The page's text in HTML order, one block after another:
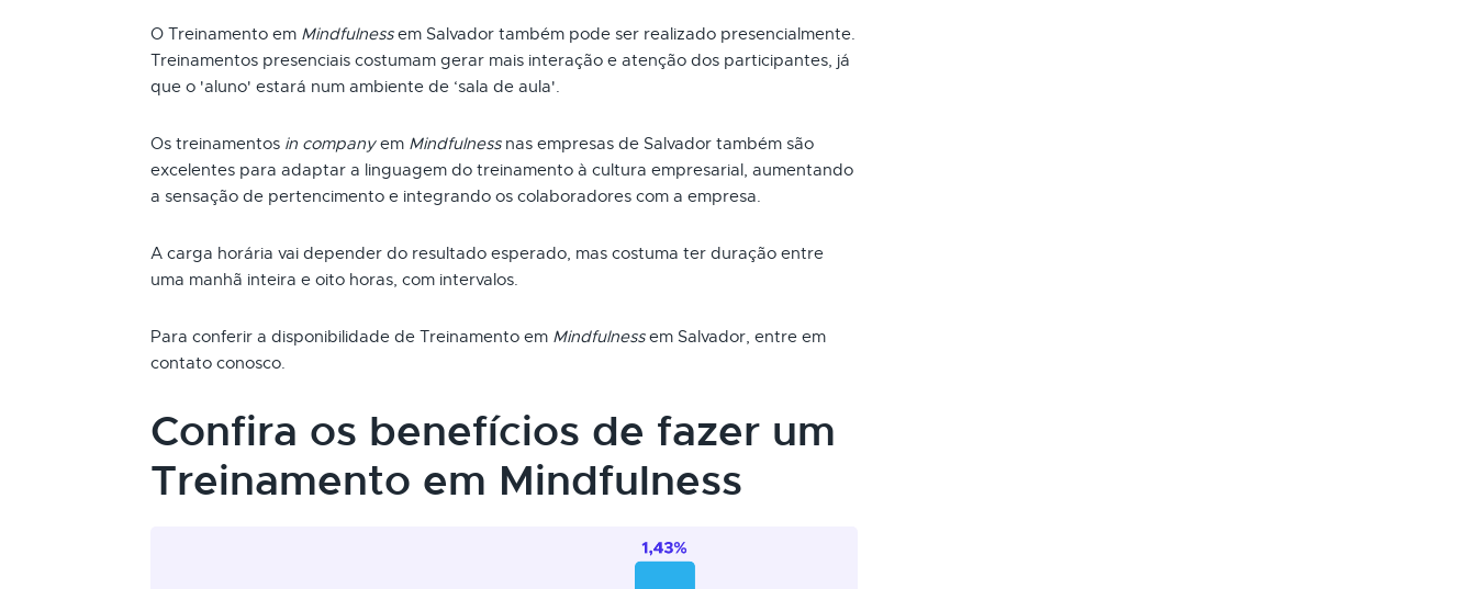
O Treinamento em Mindfulnessem Salvador também pode ser realizado presencialmente.
Treinamentos presenciais costumam gerar mais interação e atenção dos participantes, já
que o 'aluno' estará num ambiente de ‘sala de aula'.
Os treinamentos in companyem Mindfulnessnas empresas de Salvador também são
excelentes para adaptar a linguagem do treinamento à cultura empresarial, aumentando
a sensação de pertencimento e integrando os colaboradores com a empresa.
A carga horária vai depender do resultado esperado, mas costuma ter duração entre
uma manhã inteira e oito horas, com intervalos.
Para conferir a disponibilidade de Treinamento em Mindfulnessem Salvador, entre em
contato conosco.
Confira os benefícios de fazer um
Treinamento em Mindfulness